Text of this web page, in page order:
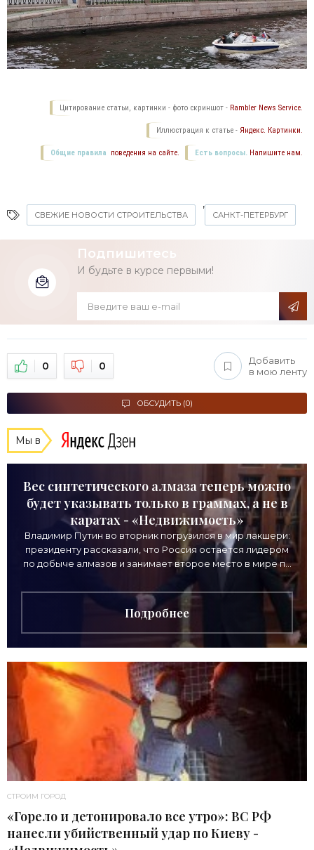
Цитирование статьи, картинки - фото скриншот - Rambler News Service.
Иллюстрация к статье - Яндекс. Картинки.
Есть вопросы. Напишите нам.
Общие правила поведения на сайте.
СВЕЖИЕ НОВОСТИ СТРОИТЕЛЬСТВА
,
САНКТ-ПЕТЕРБУРГ
Подпишитесь
И будьте в курсе первыми!
0 0
Добавить
в мою ленту
ОБСУДИТЬ (0)
Мы в
Вес синтетического алмаза теперь можно
будет указывать только в граммах, а не в
каратах - «Недвижимость»
Владимир Путин во вторник погрузился в мир лакшери:
президенту рассказали, что Россия остается лидером
по добыче алмазов и занимает второе место в мире по
Подробнее
СТРОИМ ГОРОД
«Горело и детонировало все утро»: ВС РФ
нанесли убийственный удар по Киеву -